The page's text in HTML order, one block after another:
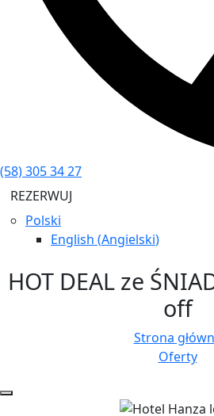
(58) 305 34 27
REZERWUJ
Polski
English (Angielski)
HOT DEAL ze
off
Strona
Oferty